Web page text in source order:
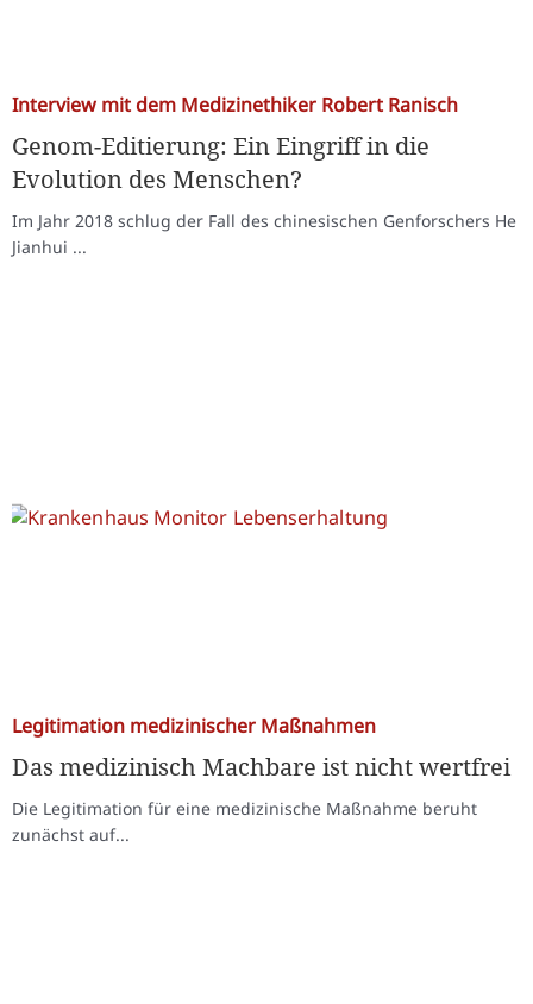
Interview mit dem Medizinethiker Robert Ranisch
Genom-Editierung: Ein Eingriff in die
Evolution des Menschen?
Im Jahr 2018 schlug der Fall des chinesischen Genforschers He
Jianhui ...
Legitimation medizinischer Maßnahmen
Das medizinisch Machbare ist nicht wertfrei
Die Legitimation für eine medizinische Maßnahme beruht
zunächst auf...